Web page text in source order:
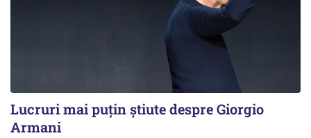
Lucruri mai puțin știute despre Giorgio
Armani